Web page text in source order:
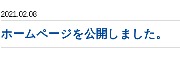
2021.02.08
ホームページを公開しました。_